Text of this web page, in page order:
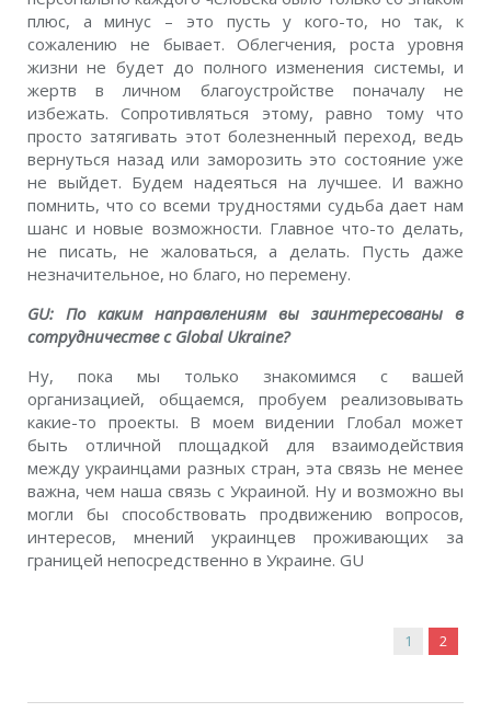
плюс, а минус – это пусть у кого-то, но так, к
сожалению не бывает. Облегчения, роста уровня
жизни не будет до полного изменения системы, и
жертв в личном благоустройстве поначалу не
избежать. Сопротивляться этому, равно тому что
просто затягивать этот болезненный переход, ведь
вернуться назад или заморозить это состояние уже
не выйдет. Будем надеяться на лучшее. И важно
помнить, что со всеми трудностями судьба дает нам
шанс и новые возможности. Главное что-то делать,
не писать, не жаловаться, а делать. Пусть даже
незначительное, но благо, но перемену.
GU: По каким направлениям вы заинтересованы в
сотрудничестве с Global Ukraine?
Ну, пока мы только знакомимся с вашей
организацией, общаемся, пробуем реализовывать
какие-то проекты. В моем видении Глобал может
быть отличной площадкой для взаимодействия
между украинцами разных стран, эта связь не менее
важна, чем наша связь с Украиной. Ну и возможно вы
могли бы способствовать продвижению вопросов,
интересов, мнений украинцев проживающих за
границей непосредственно в Украине. GU
1 2